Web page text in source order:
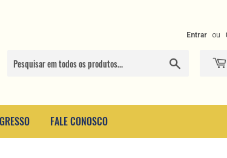
Entrar ou
Procurar
FALE CONOSCO